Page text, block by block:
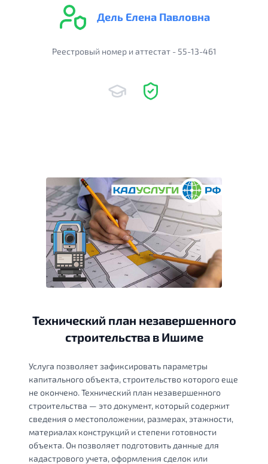
Дель Елена Павловна
Реестровый номер и аттестат - 55-13-461
Технический план незавершенного
строительства в Ишиме
Услуга позволяет зафиксировать параметры
капитального объекта, строительство которого еще
не окончено. Технический план незавершенного
строительства — это документ, который содержит
сведения о местоположении, размерах, этажности,
материалах конструкций и степени готовности
объекта. Он позволяет подготовить данные для
кадастрового учета, оформления сделок или